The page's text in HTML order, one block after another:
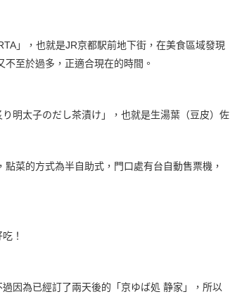
」，也就是JR京都駅前地下街，在美食區域發現
至於過多，正適合現在的時間。
明太子のだし茶漬け」，也就是生湯葉（豆皮）佐
菜的方式為半自助式，門口處有台自動售票機，
！
因為已經訂了兩天後的「京ゆば処 静家」，所以